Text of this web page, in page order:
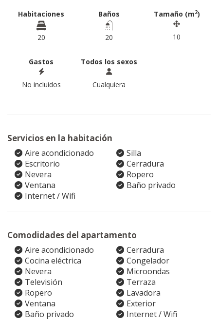
Habitaciones
20
Baños
20
Tamaño (m2)
10
Gastos
No incluidos
Todos los sexos
Cualquiera
Servicios en la habitación
Aire acondicionado
Silla
Escritorio
Cerradura
Nevera
Ropero
Ventana
Baño privado
Internet / Wifi
Comodidades del apartamento
Aire acondicionado
Cerradura
Cocina eléctrica
Congelador
Nevera
Microondas
Televisión
Terraza
Ropero
Lavadora
Ventana
Exterior
Baño privado
Internet / Wifi